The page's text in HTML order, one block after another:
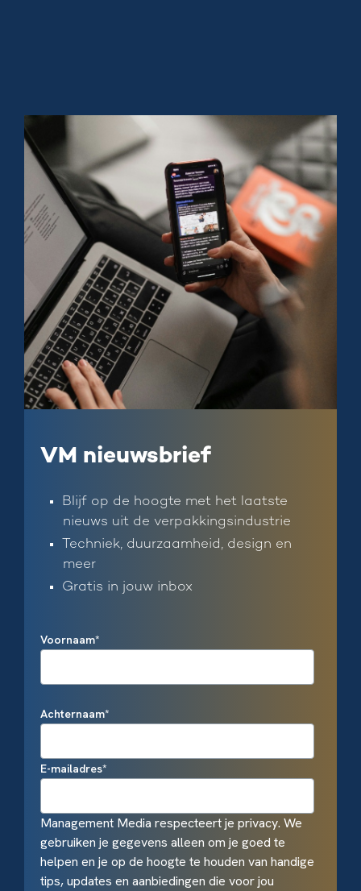
VM nieuwsbrief
Blijf op de hoogte met het laatste
nieuws uit de verpakkingsindustrie
Techniek, duurzaamheid, design en
meer
Gratis in jouw inbox
Voornaam*
Achternaam*
E-mailadres*
Management Media respecteert je privacy. We
gebruiken je gegevens alleen om je goed te
helpen en je op de hoogte te houden van handige
tips, updates en aanbiedingen die voor jou